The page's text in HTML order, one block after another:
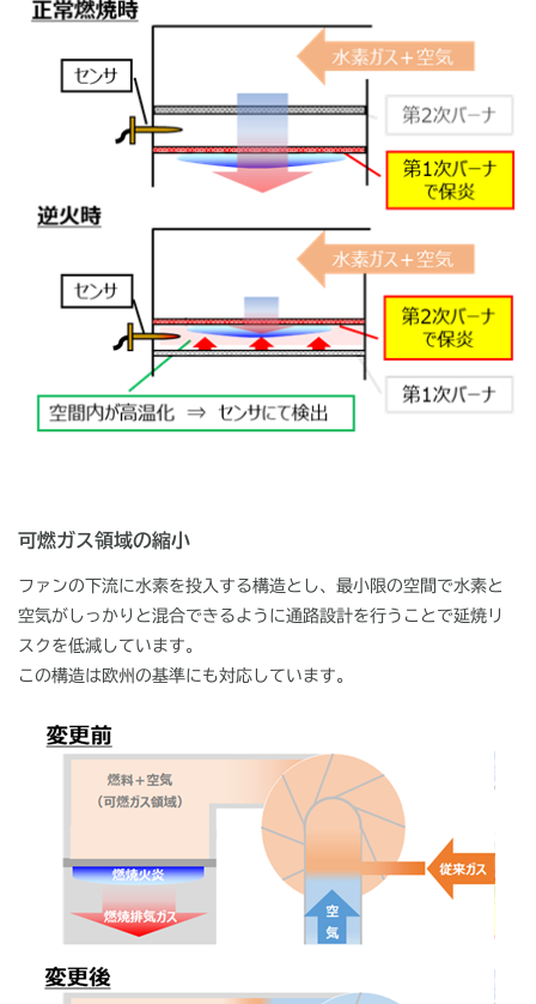
可燃ガス領域の縮小
ファンの下流に水素を投入する構造とし、最小限の空間で水素と
空気がしっかりと混合できるように通路設計を行うことで延焼リ
スクを低減しています。
この構造は欧州の基準にも対応しています。